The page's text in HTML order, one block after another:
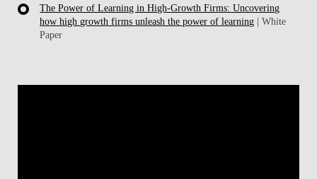
The Power of Learning in High-Growth Firms: Uncovering
how high growth firms unleash the power of learning | White
Paper